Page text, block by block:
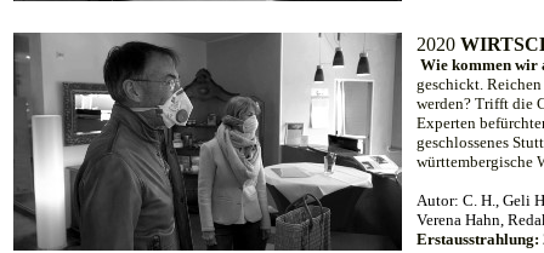
2020
Wie kommen wir
geschickt.
werden? Trifft die
Experten
geschlossenes
württembergische
Autor: C. H., Geli
Verena Hahn,
Erstausstrahlung: